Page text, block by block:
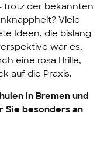
trotz der bekannten
Viele
Ideen, die bislang
war es,
eine rosa Brille,
auf die Praxis.
in Bremen und
Sie besonders an